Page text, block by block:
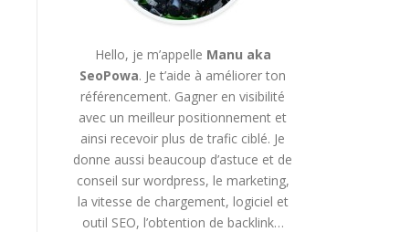
Hello, je m’appelle Manu aka
SeoPowa. Je t’aide à améliorer ton
référencement. Gagner en visibilité
avec un meilleur positionnement et
ainsi recevoir plus de trafic ciblé. Je
donne aussi beaucoup d’astuce et de
conseil sur wordpress, le marketing,
la vitesse de chargement, logiciel et
outil SEO, l’obtention de backlink…